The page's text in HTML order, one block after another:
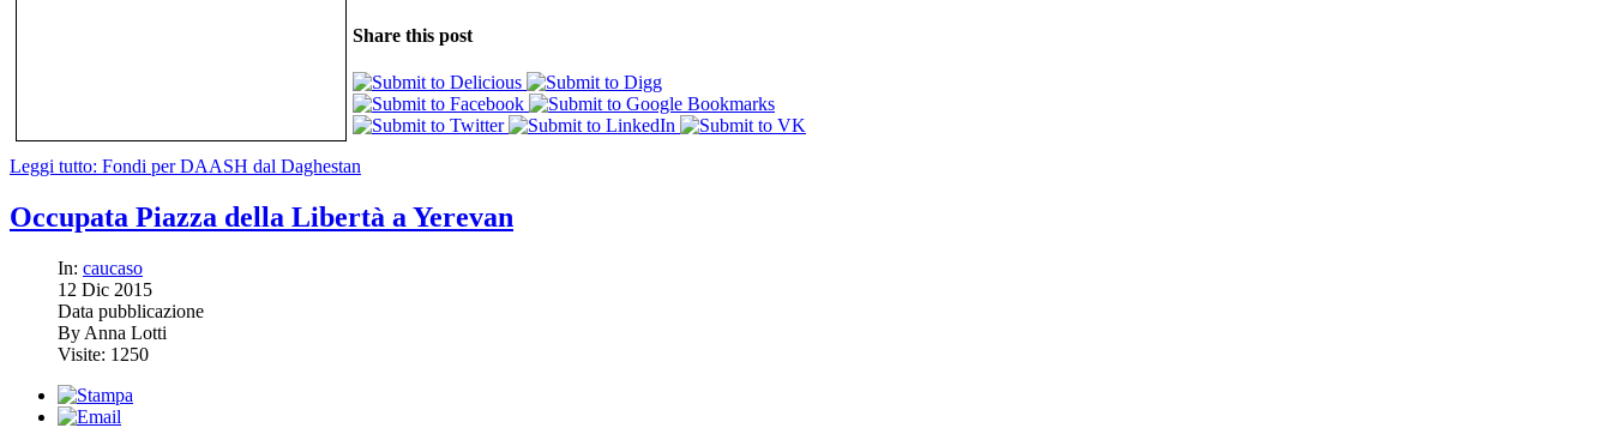
Share this post
Leggi tutto: Fondi per DAASH dal Daghestan
Occupata Piazza della Libertà a Yerevan
In: caucaso
12 Dic 2015
Data pubblicazione
By Anna Lotti
Visite: 1250